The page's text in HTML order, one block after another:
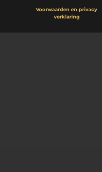
Voorwaarden en privacy
verklaring